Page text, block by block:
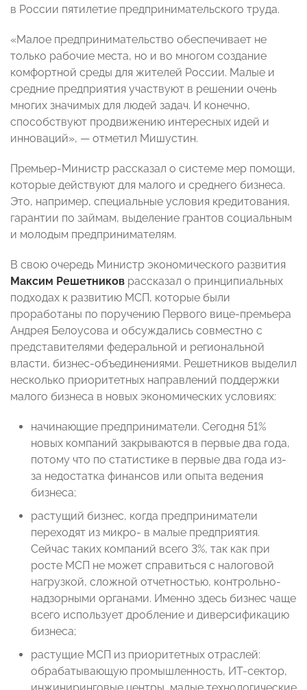
в России пятилетие предпринимательского труда.
«Малое предпринимательство обеспечивает не
только рабочие места, но и во многом создание
комфортной среды для жителей России. Малые и
средние предприятия участвуют в решении очень
многих значимых для людей задач. И конечно,
способствуют продвижению интересных идей и
инноваций», — отметил Мишустин.
Премьер-Министр рассказал о системе мер помощи,
которые действуют для малого и среднего бизнеса.
Это, например, специальные условия кредитования,
гарантии по займам, выделение грантов социальным
и молодым предпринимателям.
В свою очередь Министр экономического развития
Максим Решетников рассказал о принципиальных
подходах к развитию МСП, которые были
проработаны по поручению Первого вице-премьера
Андрея Белоусова и обсуждались совместно с
представителями федеральной и региональной
власти, бизнес-объединениями. Решетников выделил
несколько приоритетных направлений поддержки
малого бизнеса в новых экономических условиях:
начинающие предприниматели. Сегодня 51%
новых компаний закрываются в первые два года,
потому что по статистике в первые два года из-
за недостатка финансов или опыта ведения
бизнеса;
растущий бизнес, когда предприниматели
переходят из микро- в малые предприятия.
Сейчас таких компаний всего 3%, так как при
росте МСП не может справиться с налоговой
нагрузкой, сложной отчетностью, контрольно-
надзорными органами. Именно здесь бизнес чаще
всего использует дробление и диверсификацию
бизнеса;
растущие МСП из приоритетных отраслей:
обрабатывающую промышленность, ИТ-сектор,